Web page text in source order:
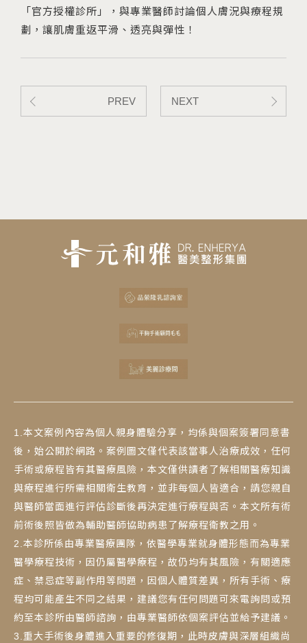
「官方授權診所」，與專業醫師討論個人膚況與療程規
劃，讓肌膚重返平滑、透亮與彈性！
PREV NEXT
1.本文案例內容為個人親身體驗分享，均係與個案簽署同意書
後，始公開於網路。案例圖文僅代表該當事人治療成效，任何
手術或療程皆有其醫療風險，本文僅供讀者了解相關醫療知識
與療程進行所需相關衛生教育，並非每個人皆適合，請您親自
與醫師當面進行評估診斷後再決定進行療程與否。本文所有術
前術後照皆做為輔助醫師協助病患了解療程衛教之用。
2.本診所係由專業醫療團隊，依醫學專業就身體形態而為專業
醫學療程技術，因仍屬醫學療程，故仍均有其風險，有關適應
症、禁忌症等副作用等問題，因個人體質差異，所有手術、療
程均可能產生不同之結果，建議您有任何問題可來電詢問或預
約至本診所由醫師諮詢，由專業醫師依個案評估並給予建議。
3.重大手術後身體進入重要的修復期，此時皮膚與深層組織尚